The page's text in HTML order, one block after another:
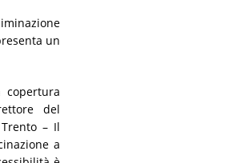
un
del
– Il
a